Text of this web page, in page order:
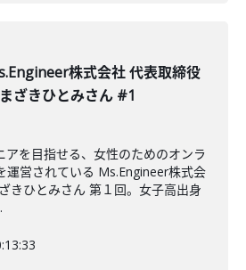
株式会社 代表取締役
ざきひとみさん #1
アを目指せる、女性のためのオンラ
運営されている Ms.Engineer株式会
きひとみさん 第１回。女子高出身